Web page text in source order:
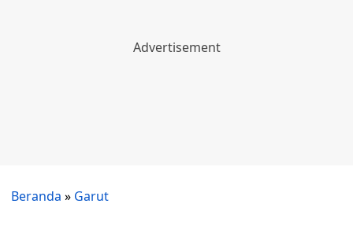
Beranda » Garut